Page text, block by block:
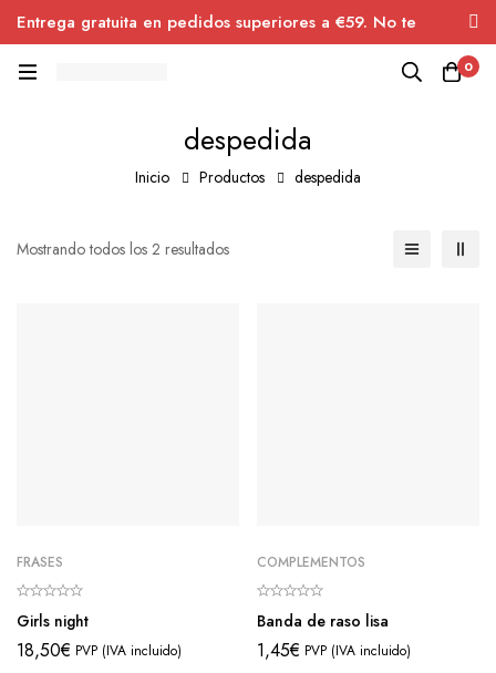
Entrega gratuita en pedidos superiores a €59. No te
pierdas el descuento.
0
despedida
Inicio Productos despedida
Mostrando todos los 2 resultados
FRASES
Girls night
18,50€ PVP (IVA incluido)
COMPLEMENTOS
Banda de raso lisa
1,45€ PVP (IVA incluido)